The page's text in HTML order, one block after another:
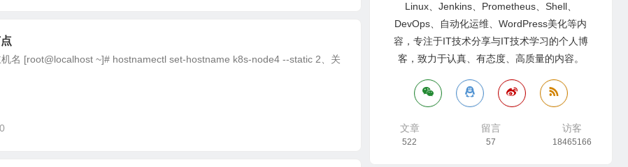
名 [root@localhost ~]# hostnamectl set-hostname k8s-node4 --static 2、关
Linux、Jenkins、Prometheus、Shell、
DevOps、自动化运维、WordPress美化等内
容，专注于IT技术分享与IT技术学习的个人博
客，致力于认真、有态度、高质量的内容。
文章
522
留言
57
访客
18465166